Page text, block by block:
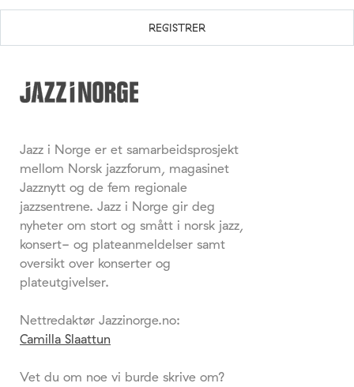
Jazz i Norge er et samarbeidsprosjekt
mellom Norsk jazzforum, magasinet
Jazznytt og de fem regionale
jazzsentrene. Jazz i Norge gir deg
nyheter om stort og smått i norsk jazz,
konsert- og plateanmeldelser samt
oversikt over konserter og
plateutgivelser.
Nettredaktør Jazzinorge.no:
Camilla Slaattun
Vet du om noe vi burde skrive om?